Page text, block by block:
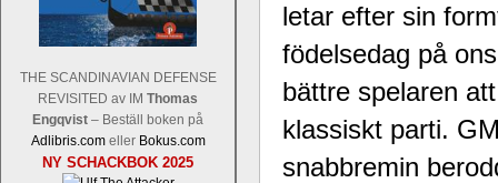
THE SCANDINAVIAN DEFENSE
REVISITED av IM Thomas
Engqvist – Beställ boken på
Adlibris.comeller Bokus.com
NY SCHACKBOK 2025
letar efter sin
födelsedag på
bättre spelaren
klassiskt parti.
snabbremin